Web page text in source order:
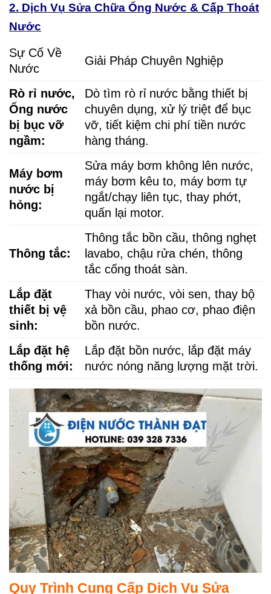
2. Dịch Vụ Sửa Chữa Ống Nước & Cấp Thoát
Nước
Sự Cố Về
Nước
Giải Pháp Chuyên Nghiệp
Rò rỉ nước,
Ống nước
bị bục vỡ
ngầm:
Dò tìm rò rỉ nước bằng thiết bị
chuyên dụng, xử lý triệt để bục
vỡ, tiết kiệm chi phí tiền nước
hàng tháng.
Máy bơm
nước bị
hỏng:
Sửa máy bơm không lên nước,
máy bơm kêu to, máy bơm tự
ngắt/chạy liên tục, thay phớt,
quấn lại motor.
Thông tắc:
Thông tắc bồn cầu, thông nghẹt
lavabo, chậu rửa chén, thông
tắc cống thoát sàn.
Lắp đặt
thiết bị vệ
sinh:
Thay vòi nước, vòi sen, thay bộ
xả bồn cầu, phao cơ, phao điện
bồn nước.
Lắp đặt hệ
thống mới:
Lắp đặt bồn nước, lắp đặt máy
nước nóng năng lượng mặt trời.
Quy Trình Cung Cấp Dịch Vụ Sửa